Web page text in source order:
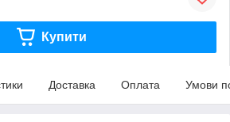
Купити
Доставка Оплата Умови